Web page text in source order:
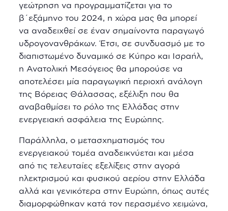
γεώτρηση να προγραμματίζεται για το
β΄εξάμηνο του 2024, η χώρα μας θα μπορεί
να αναδειχθεί σε έναν σημαίνοντα παραγωγό
υδρογονανθράκων. Έτσι, σε συνδυασμό με το
διαπιστωμένο δυναμικό σε Κύπρο και Ισραήλ,
η Ανατολική Μεσόγειος θα μπορούσε να
αποτελέσει μία παραγωγική περιοχή ανάλογη
της Βόρειας Θάλασσας, εξέλιξη που θα
αναβαθμίσει το ρόλο της Ελλάδας στην
ενεργειακή ασφάλεια της Ευρώπης.
Παράλληλα, ο μετασχηματισμός του
ενεργειακού τομέα αναδεικνύεται και μέσα
από τις τελευταίες εξελίξεις στην αγορά
ηλεκτρισμού και φυσικού αερίου στην Ελλάδα
αλλά και γενικότερα στην Ευρώπη, όπως αυτές
διαμορφώθηκαν κατά τον περασμένο χειμώνα,